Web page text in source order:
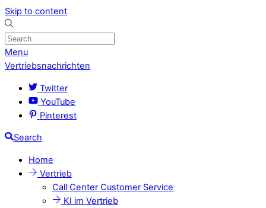
Skip to content
Menu
Vertriebsnachrichten
Twitter
YouTube
Pinterest
Search
Home
Vertrieb
Call Center Customer Service
KI im Vertrieb